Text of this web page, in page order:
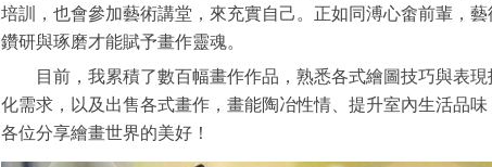
培訓，也會參加藝術講堂，來充實自己。正如同溥心畬前輩，
鑽研與琢磨才能賦予畫作靈魂。
目前，我累積了數百幅畫作作品，熟悉各式繪圖技巧與表現
化需求，以及出售各式畫作，畫能陶冶性情、提升室內生活品
各位分享繪畫世界的美好！